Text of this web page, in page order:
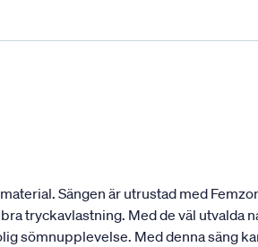
Sängen är utrustad med
tryckavlastning. Med de väl utvalda
sömnupplevelse. Med denna säng